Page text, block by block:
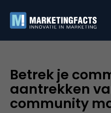
Betrek je
aantrekken
community